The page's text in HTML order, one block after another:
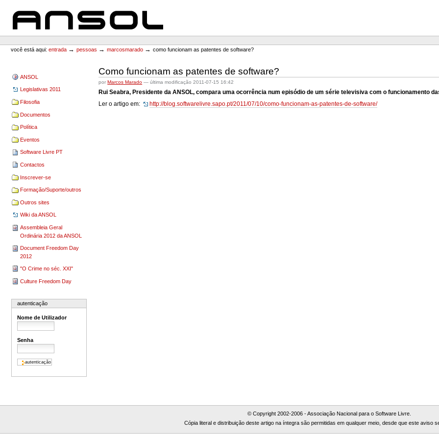
conteúdo.
navegação
ANSOL
Pessoais
você está aqui: entrada →pessoas →marcosmarado →como funcionam as patentes de software?
ANSOL
Legislativas 2011
Filosofia
Documentos
Política
Eventos
Software Livre PT
Contactos
Inscrever-se
Formação/Suporte/outros
Outros sites
Wiki da ANSOL
Assembleia Geral
Ordinária 2012 da ANSOL
Document Freedom Day
2012
"O Crime no séc. XXI"
Culture Freedom Day
autenticação
Nome de Utilizador
Senha
Como funcionam as patentes de software?
por Marcos Marado —última modificação 2011-07-15 16:42
Rui Seabra, Presidente da ANSOL, compara uma ocorrência num episódio de um série televisiva com o funcionamento
Ler o artigo em:
http://blog.softwarelivre.sapo.pt/2011/07/10/como-funcionam-as-patentes-de-software/
© Copyright 2002-2006 - Associação Nacional para o Software Livre.
Cópia literal e distribuição deste artigo na íntegra são permitidas em qualquer meio, desde que este aviso